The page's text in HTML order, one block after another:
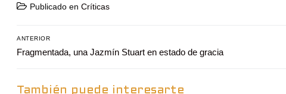
Publicado en Críticas
Navegación
de
ANTERIOR
Entrada
Fragmentada, una Jazmín Stuart en estado de gracia
También puede interesarte